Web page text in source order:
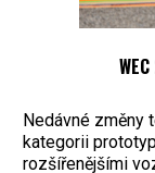
Nedávné změny
kategorii
rozšířenějšími